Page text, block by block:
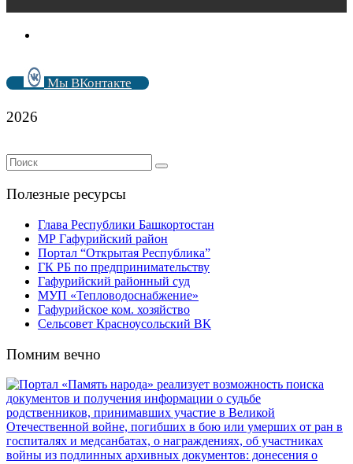
Мы ВКонтакте
2026
Полезные ресурсы
Глава Республики Башкортостан
МР Гафурийский район
Портал “Открытая Республика”
ГК РБ по предпринимательству
Гафурийский районный суд
МУП «Тепловодоснабжение»
Гафурийское ком. хозяйство
Сельсовет Красноусольский ВК
Помним вечно